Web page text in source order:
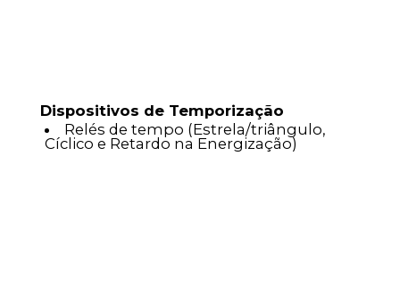
Dispositivos de Temporização
Relés de tempo (Estrela/triângulo,
Cíclico e Retardo na Energização)